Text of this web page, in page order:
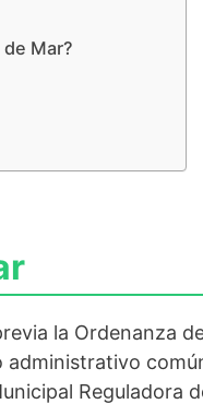
Mar?
la Ordenanza
administrativo
Reguladora